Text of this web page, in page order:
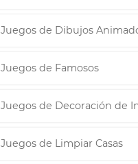
Juegos de Dibujos
Juegos de Famosos
Juegos de Decoración de
Juegos de Limpiar Casas